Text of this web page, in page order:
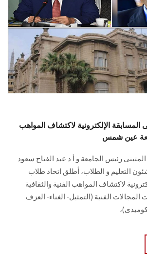
المسابقة الإلكترونية لاكتشاف المواهب
عين شمس
رئيس الجامعة و أ.د.عبد الفتاح سعود
التعليم و الطلاب، أطلق اتحاد طلاب
لاكتشاف المواهب الفنية والثقافية
الفنية (التمثيل- الغناء- العزف